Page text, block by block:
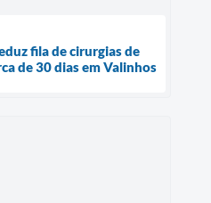
fila de cirurgias de
de 30 dias em Valinhos